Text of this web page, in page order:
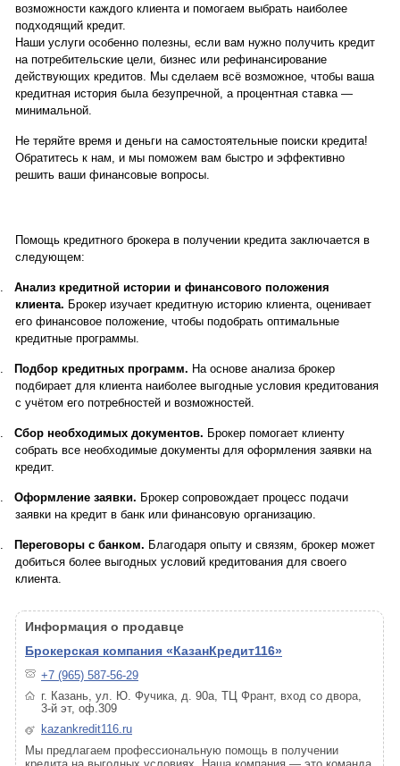
возможности каждого клиента и помогаем выбрать наиболее
подходящий кредит.
Наши услуги особенно полезны, если вам нужно получить кредит
на потребительские цели, бизнес или рефинансирование
действующих кредитов. Мы сделаем всё возможное, чтобы ваша
кредитная история была безупречной, а процентная ставка —
минимальной.
Не теряйте время и деньги на самостоятельные поиски кредита!
Обратитесь к нам, и мы поможем вам быстро и эффективно
решить ваши финансовые вопросы.
Помощь кредитного брокера в получении кредита заключается в
следующем:
Анализ кредитной истории и финансового положения
клиента. Брокер изучает кредитную историю клиента, оценивает
его финансовое положение, чтобы подобрать оптимальные
кредитные программы.
Подбор кредитных программ. На основе анализа брокер
подбирает для клиента наиболее выгодные условия кредитования
с учётом его потребностей и возможностей.
Сбор необходимых документов. Брокер помогает клиенту
собрать все необходимые документы для оформления заявки на
кредит.
Оформление заявки. Брокер сопровождает процесс подачи
заявки на кредит в банк или финансовую организацию.
Переговоры с банком. Благодаря опыту и связям, брокер может
добиться более выгодных условий кредитования для своего
клиента.
Информация о продавце
Брокерская компания «КазанКредит116»
+7 (965) 587-56-29
г. Казань, ул. Ю. Фучика, д. 90а, ТЦ Франт, вход со двора,
3-й эт, оф.309
kazankredit116.ru
Мы предлагаем профессиональную помощь в получении